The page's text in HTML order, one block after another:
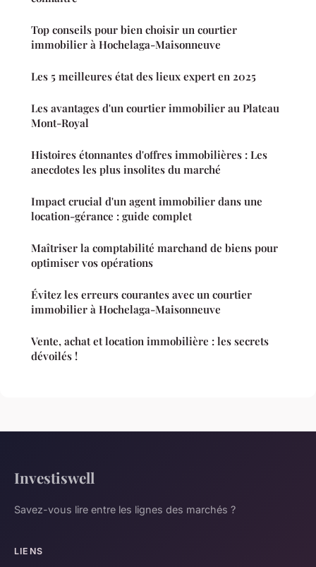
Top conseils pour bien choisir un courtier
immobilier à Hochelaga-Maisonneuve
Les 5 meilleures état des lieux expert en 2025
Les avantages d'un courtier immobilier au Plateau
Mont-Royal
Histoires étonnantes d'offres immobilières : Les
anecdotes les plus insolites du marché
Impact crucial d'un agent immobilier dans une
location-gérance : guide complet
Maîtriser la comptabilité marchand de biens pour
optimiser vos opérations
Évitez les erreurs courantes avec un courtier
immobilier à Hochelaga-Maisonneuve
Vente, achat et location immobilière : les secrets
dévoilés !
Investiswell
Savez-vous lire entre les lignes des marchés ?
LIENS